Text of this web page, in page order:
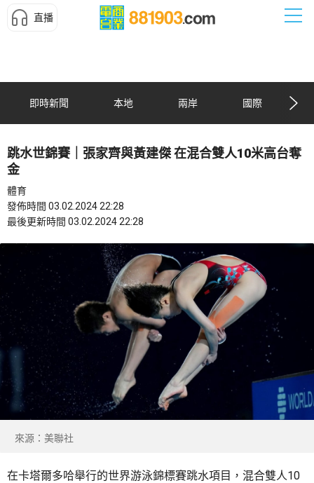
直播
即時新聞 本地 兩岸 國際
跳水世錦賽｜張家齊與黃建傑 在混合雙人10米高台奪
金
體育
發佈時間 03.02.2024 22:28
最後更新時間 03.02.2024 22:28
來源：美聯社
在卡塔爾多哈舉行的世界游泳錦標賽跳水項目，混合雙人10